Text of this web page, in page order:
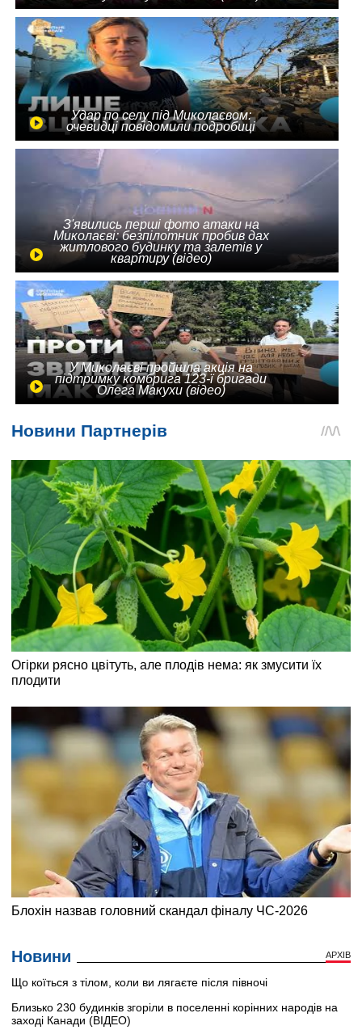
Удар по селу під Миколаєвом:
очевидці повідомили подробиці
З'явились перші фото атаки на
Миколаєві: безпілотник пробив дах
житлового будинку та залетів у
квартиру (відео)
У Миколаєві пройшла акція на
підтримку комбрига 123-ї бригади
Олега Макухи (відео)
Новини АРХІВ
Що коїться з тілом, коли ви лягаєте після півночі
Близько 230 будинків згоріли в поселенні корінних народів на
заході Канади (ВІДЕО)